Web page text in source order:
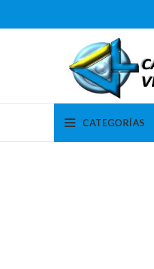
CATEGORÍAS